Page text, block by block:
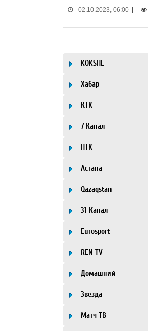
02.10.2023, 06:00 |
KOKSHE
Хабар
КТК
7 Канал
НТК
Астана
Qazaqstan
31 Канал
Eurosport
REN TV
Домашний
Звезда
Матч ТВ